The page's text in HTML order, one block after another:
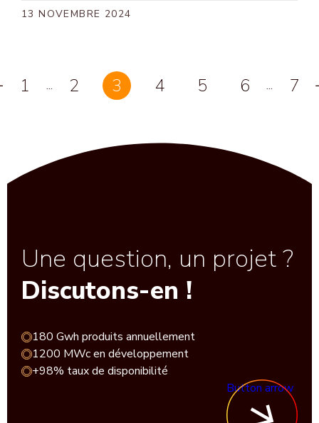
13 NOVEMBRE 2024
1 ... 2 3 4 5 6 ... 7
Une question, un projet ?
Discutons-en !
180 Gwh produits annuellement
1200 MWc en développement
+98% taux de disponibilité
Button arrow